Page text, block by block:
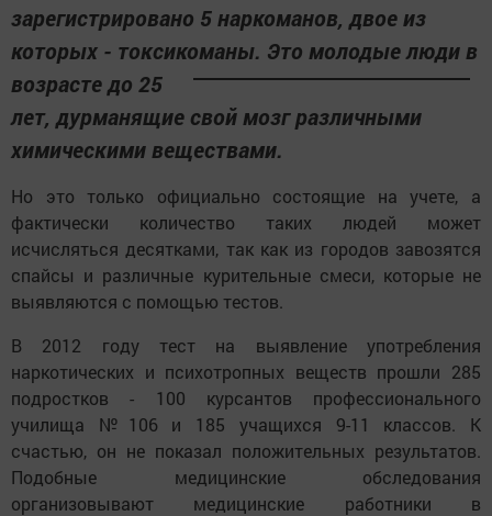
зарегистрировано 5 наркоманов, двое из
которых - токсикоманы. Это молодыелюди в
возрасте до 25
лет, дурманящие свой мозг различными
химическими веществами.
Но это только официально состоящие на учете, а
фактически количество таких людей может
исчисляться десятками, так как из городов завозятся
спайсы и различные курительные смеси, которые не
выявляются с помощью тестов.
В 2012 году тест на выявление употребления
наркотических и психотропных веществ прошли 285
подростков - 100 курсантов профессионального
училища №106 и 185 учащихся 9-11 классов. К
счастью, он не показал положительных результатов.
Подобные медицинские обследования
организовывают медицинские работники в